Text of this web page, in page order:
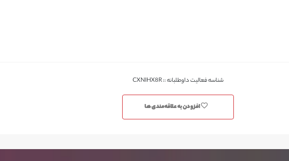
شناسه فعالیت داوطلبانه :: CXNIHX8R
افزودن به علاقه‌مندی ها